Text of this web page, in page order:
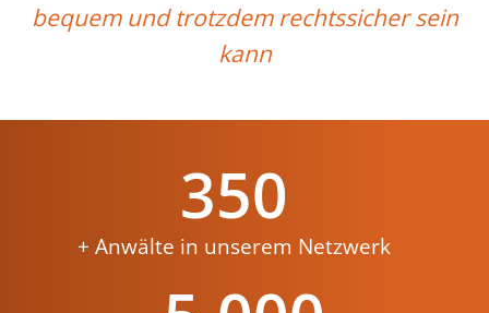
bequem und trotzdem rechtssicher sein
kann
+ Anwälte in unserem Netzwerk
350